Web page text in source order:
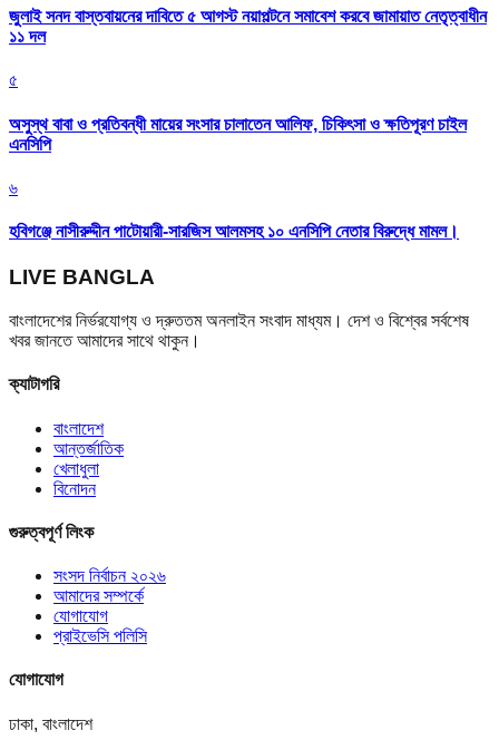
জুলাই সনদ বাস্তবায়নের দাবিতে ৫ আগস্ট নয়াপল্টনে সমাবেশ করবে জামায়াত নেতৃত্বাধীন
১১ দল
৫
অসুস্থ বাবা ও প্রতিবন্ধী মায়ের সংসার চালাতেন আলিফ, চিকিৎসা ও ক্ষতিপূরণ চাইল
এনসিপি
৬
হবিগঞ্জে নাসীরুদ্দীন পাটোয়ারী-সারজিস আলমসহ ১০ এনসিপি নেতার বিরুদ্ধে মামল।
LIVE BANGLA
বাংলাদেশের নির্ভরযোগ্য ও দ্রুততম অনলাইন সংবাদ মাধ্যম। দেশ ও বিশ্বের সর্বশেষ
খবর জানতে আমাদের সাথে থাকুন।
ক্যাটাগরি
বাংলাদেশ
আন্তর্জাতিক
খেলাধুলা
বিনোদন
গুরুত্বপূর্ণ লিংক
সংসদ নির্বাচন ২০২৬
আমাদের সম্পর্কে
যোগাযোগ
প্রাইভেসি পলিসি
যোগাযোগ
ঢাকা, বাংলাদেশ